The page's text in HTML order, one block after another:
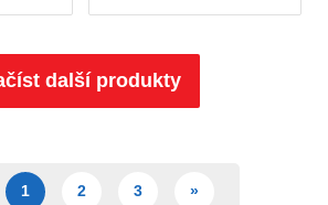
další produkty
1 2 3 »